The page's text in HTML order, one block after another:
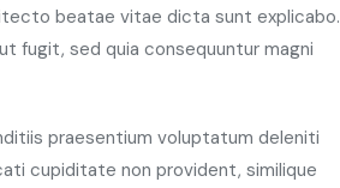
beatae vitae dicta sunt explicabo.
fugit, sed quia consequuntur magni
praesentium voluptatum deleniti
cupiditate non provident, similique